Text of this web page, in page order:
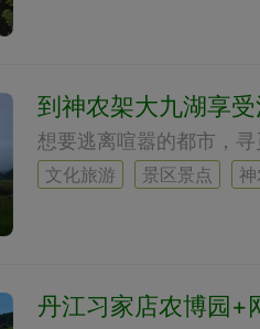
到神农架大九湖享
文化旅游 景区景点
丹江习家店农博园+